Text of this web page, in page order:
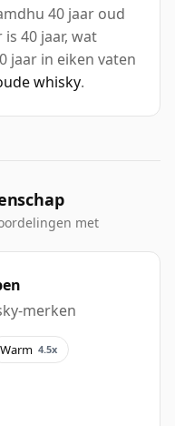
40 jaar oud
is 40 jaar, wat
jaar in eiken vaten
whisky.
met
merken
Warm 4.5x